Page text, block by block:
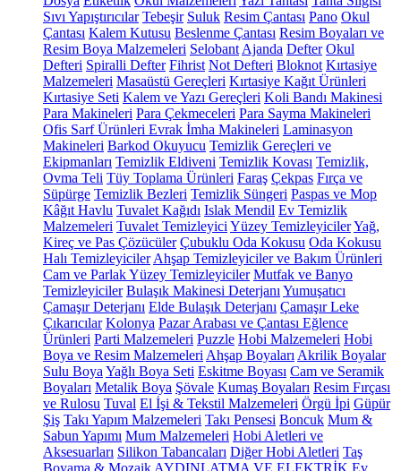
Sıvı Yapıştırıcılar Tebeşir Suluk Resim Çantası Pano Okul
Çantası Kalem Kutusu Beslenme Çantası Resim Boyaları ve
Resim Boya Malzemeleri Selobant Ajanda Defter Okul
Defteri Spiralli Defter Fihrist Not Defteri Bloknot Kırtasiye
Malzemeleri Masaüstü Gereçleri Kırtasiye Kağıt Ürünleri
Kırtasiye Seti Kalem ve Yazı Gereçleri Koli Bandı Makinesi
Para Makineleri Para Çekmeceleri Para Sayma Makineleri
Ofis Sarf Ürünleri Evrak İmha Makineleri Laminasyon
Makineleri Barkod Okuyucu Temizlik Gereçleri ve
Ekipmanları Temizlik Eldiveni Temizlik Kovası Temizlik,
Ovma Teli Tüy Toplama Ürünleri Faraş Çekpas Fırça ve
Süpürge Temizlik Bezleri Temizlik Süngeri Paspas ve Mop
Kâğıt Havlu Tuvalet Kağıdı Islak Mendil Ev Temizlik
Malzemeleri Tuvalet Temizleyici Yüzey TemizleyicilerYağ,
Kireç ve Pas Çözücüler Çubuklu Oda Kokusu Oda Kokusu
Halı Temizleyiciler Ahşap Temizleyiciler ve Bakım Ürünleri
Cam ve Parlak Yüzey Temizleyiciler Mutfak ve Banyo
Temizleyiciler Bulaşık Makinesi Deterjanı Yumuşatıcı
Çamaşır Deterjanı Elde Bulaşık Deterjanı Çamaşır Leke
Çıkarıcılar Kolonya Pazar Arabası ve Çantası Eğlence
Ürünleri Parti Malzemeleri Puzzle Hobi Malzemeleri Hobi
Boya ve Resim Malzemeleri Ahşap Boyaları Akrilik Boyalar
Sulu Boya Yağlı Boya Seti Eskitme Boyası Cam ve Seramik
Boyaları Metalik Boya Şövale Kumaş Boyaları Resim Fırçası
ve Rulosu Tuval El İşi & Tekstil Malzemeleri Örgü İpi Güpür
Şiş Takı Yapım Malzemeleri Takı Pensesi Boncuk Mum &
Sabun Yapımı Mum Malzemeleri Hobi Aletleri ve
Aksesuarları Silikon Tabancaları Diğer Hobi Aletleri Taş
Boyama & Mozaik AYDINLATMA VE ELEKTRİK Ev